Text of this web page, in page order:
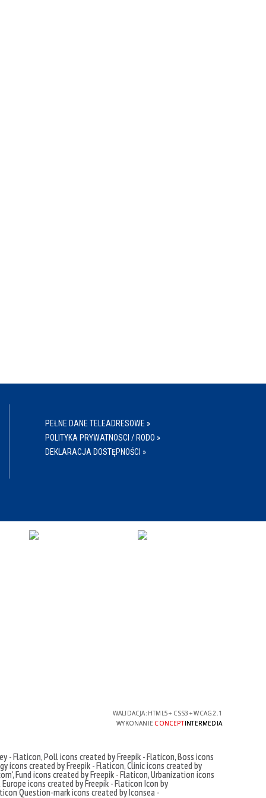
PEŁNE DANE TELEADRESOWE »
POLITYKA PRYWATNOSCI / RODO »
DEKLARACJA DOSTĘPNOŚCI »
- Flaticon,Poll icons created by Freepik - Flaticon,Boss icons
icons created by Freepik - Flaticon,Clinic icons created by
,Fund icons created by Freepik - Flaticon,Urbanization icons
Europe icons created by Freepik - Flaticon Icon by
Question-mark icons created by Iconsea -
WALIDACJA: HTML5+ CSS3 +WCAG 2.1
WYKONANIE CONCEPTINTERMEDIA